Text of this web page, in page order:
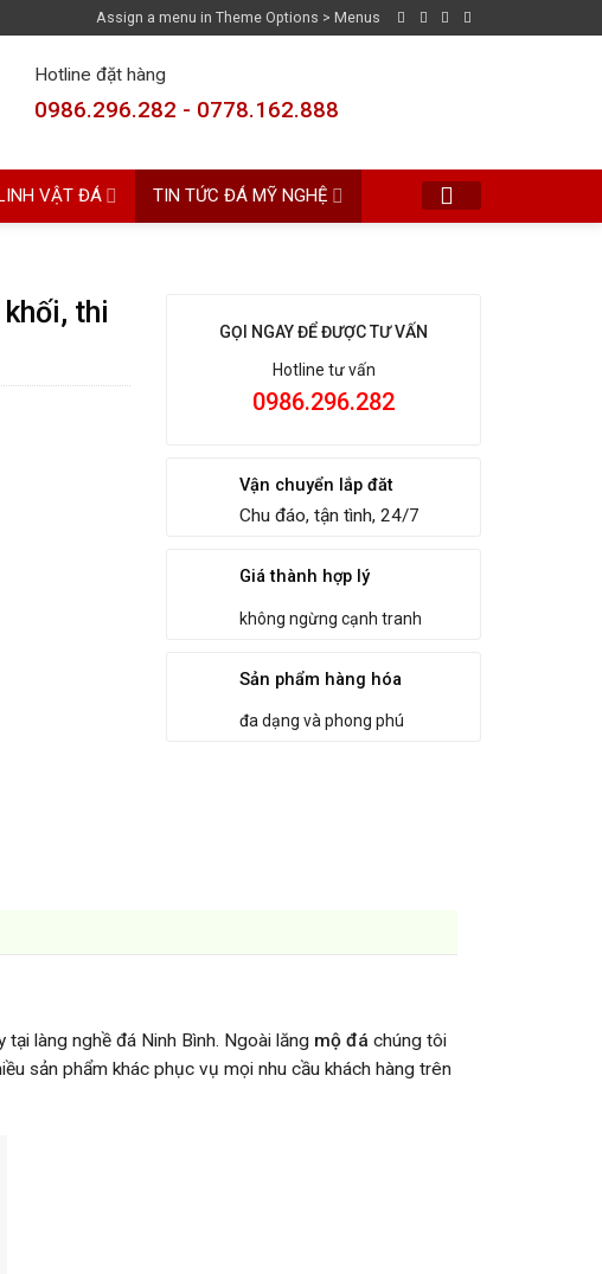
Assign a menu in Theme Options > Menus
Hotline đặt hàng
0986.296.282 - 0778.162.888
VẬT ĐÁ TIN TỨC ĐÁ MỸ NGHỆ
thi
GỌI NGAY ĐỂ ĐƯỢC TƯ VẤN
Hotline tư vấn
0986.296.282
Vận chuyển lắp đăt
Chu đáo, tận tình, 24/7
Giá thành hợp lý
không ngừng cạnh tranh
Sản phẩm hàng hóa
đa dạng và phong phú
làng nghề đá Ninh Bình. Ngoài lăng mộ đá chúng tôi
sản phẩm khác phục vụ mọi nhu cầu khách hàng trên